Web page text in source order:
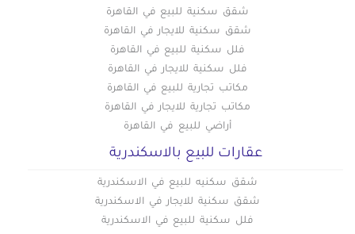
شقق سكنية للبيع في القاهرة
شقق سكنية للايجار في القاهرة
فلل سكنية للبيع في القاهرة
فلل سكنية للايجار في القاهرة
مكاتب تجارية للبيع في القاهرة
مكاتب تجارية للايجار في القاهرة
أراضي للبيع في القاهرة
عقارات للبيع بالاسكندرية
شقق سكنيه للبيع في الاسكندرية
شقق سكنية للايجار في الاسكندرية
فلل سكنية للبيع في الاسكندرية